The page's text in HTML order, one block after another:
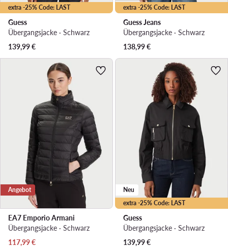
extra -25% Code: LAST
Guess
Übergangsjacke · Schwarz
139,99€
extra -25% Code: LAST
Guess Jeans
Übergangsjacke · Schwarz
138,99€
Angebot
EA7 Emporio Armani
Übergangsjacke · Schwarz
Aktueller Preis
117,99€
extra -25% Code: LAST
Neu
Guess
Übergangsjacke · Schwarz
139,99€